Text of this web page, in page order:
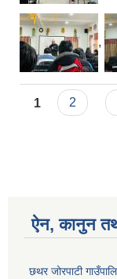
,
Pages
1 2
ऐन, कानुन
छथर जोरपाटी